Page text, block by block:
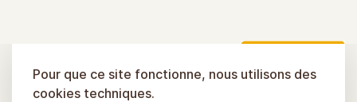
Pour que ce site fonctionne, nous utilisons des
cookies techniques.